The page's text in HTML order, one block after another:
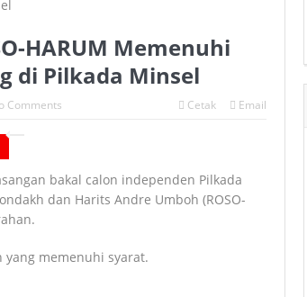
HARUM Memenuhi
di Pilkada Minsel
Comments Cetak Email
bakal calon independen Pilkada
dan Harits Andre Umboh (ROSO-
memenuhi syarat.